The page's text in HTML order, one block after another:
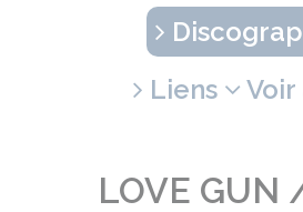
Liens
Voir
LOVE GUN